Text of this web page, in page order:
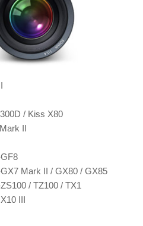
/ Kiss X80
II
Mark II / GX80 / GX85
/ TZ100 / TX1
III